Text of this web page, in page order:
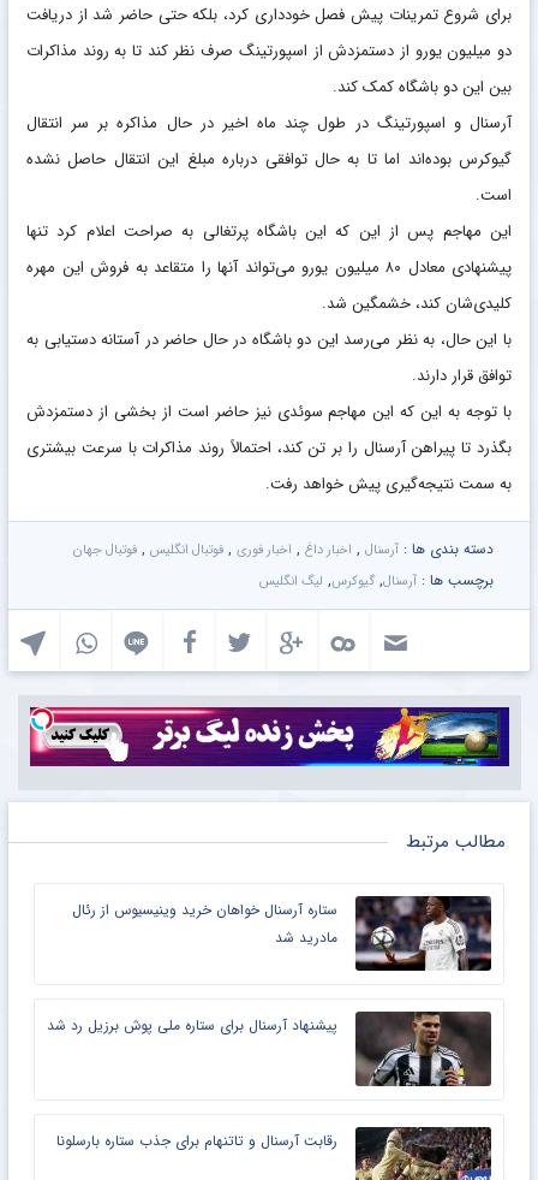
برای شروع تمرینات پیش‌ فصل خودداری کرد، بلکه حتی حاضر شد از دریافت
دو میلیون یورو از دستمزدش از اسپورتینگ صرف‌ نظر کند تا به روند مذاکرات
بین این دو باشگاه کمک کند.
آرسنال و اسپورتینگ در طول چند ماه اخیر در حال مذاکره بر سر انتقال
گیوکرس بوده‌اند اما تا به حال توافقی درباره مبلغ این انتقال حاصل نشده
است.
این مهاجم پس از این که این باشگاه پرتغالی به‌ صراحت اعلام کرد تنها
پیشنهادی معادل ۸۰ میلیون یورو می‌تواند آنها را متقاعد به فروش این مهره
کلیدی‌شان کند، خشمگین شد.
با این حال، به نظر می‌رسد این دو باشگاه در حال حاضر در آستانه دستیابی به
توافق قرار دارند.
با توجه به این که این مهاجم سوئدی نیز حاضر است از بخشی از دستمزدش
بگذرد تا پیراهن آرسنال را بر تن کند، احتمالاً روند مذاکرات با سرعت بیشتری
به سمت نتیجه‌گیری پیش خواهد رفت.
دسته بندی ها : آرسنال , اخبار داغ , اخبار فوری , فوتبال انگلیس , فوتبال جهان
برچسب ها : آرسنال, گیوکرس, لیگ انگلیس
مطالب مرتبط
ستاره آرسنال خواهان خرید وینیسیوس از رئال
مادرید شد
پیشنهاد آرسنال برای ستاره ملی پوش برزیل رد شد
رقابت آرسنال و تاتنهام برای جذب ستاره بارسلونا